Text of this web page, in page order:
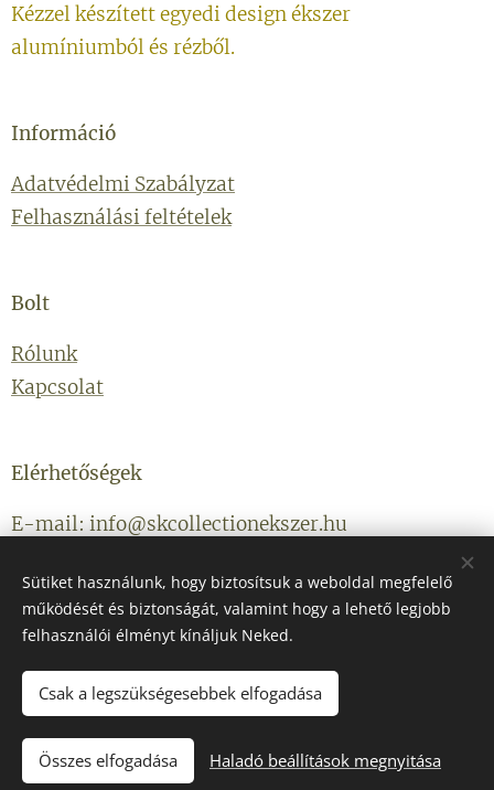
KOSÁRBA
Kézzel készített egyedi design ékszer
alumíniumból és rézből.
Információ
Adatvédelmi Szabályzat
Felhasználási feltételek
Bolt
Rólunk
Kapcsolat
Elérhetőségek
E-mail: info@skcollectionekszer.hu
Az oldalt aWebnodeműködteti
Sütiket használunk, hogy biztosítsuk a weboldal megfelelő
működését és biztonságát, valamint hogy a lehető legjobb
felhasználói élményt kínáljuk Neked.
Csak a legszükségesebbek elfogadása
Összes elfogadása Haladó beállítások megnyitása